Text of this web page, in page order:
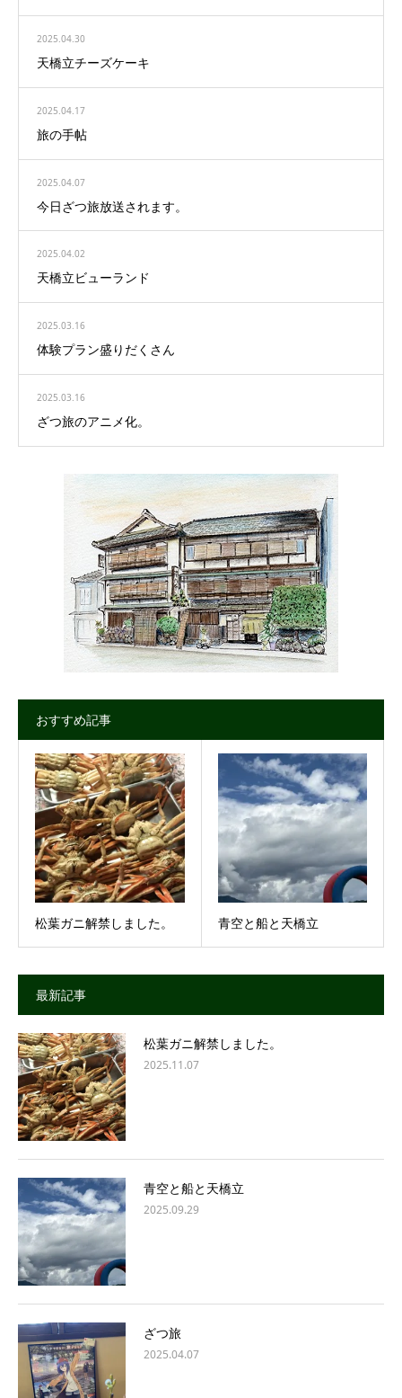
2025.04.30
天橋立チーズケーキ
2025.04.17
旅の手帖
2025.04.07
今日ざつ旅放送されます。
2025.04.02
天橋立ビューランド
2025.03.16
体験プラン盛りだくさん
2025.03.16
ざつ旅のアニメ化。
おすすめ記事
松葉ガニ解禁しました。 青空と船と天橋立
最新記事
松葉ガニ解禁しました。
2025.11.07
青空と船と天橋立
2025.09.29
ざつ旅
2025.04.07